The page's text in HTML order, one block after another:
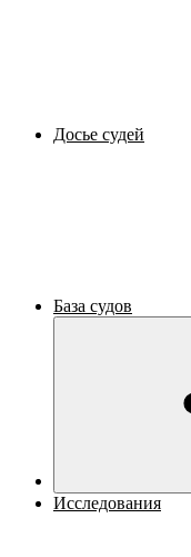
Досье судей
База судов
Исследования